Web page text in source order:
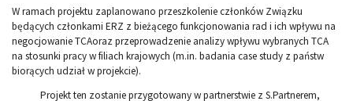
W ramach projektu zaplanowano przeszkolenie członków Związku
będących członkami ERZ z bieżącego funkcjonowania rad i ich wpływu na
negocjowanie TCAoraz przeprowadzenie analizy wpływu wybranych TCA
na stosunki pracy w filiach krajowych (m.in. badania case study z państw
biorących udział w projekcie).
Projekt ten zostanie przygotowany w partnerstwie z S.Partnerem,